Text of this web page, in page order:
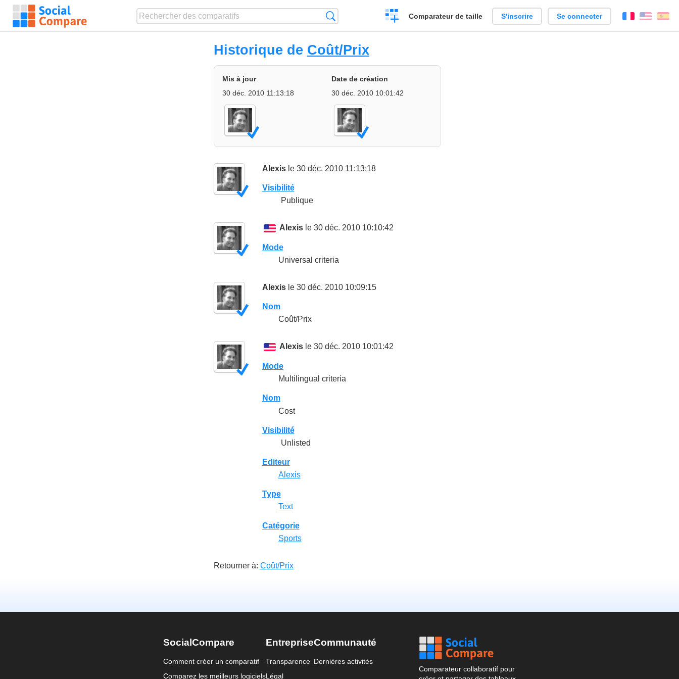
Créer
un
Comparateur de taille S'inscrire Se connecter FrançaisEnglish
Historique de Coût/Prix
Mis à jour
30 déc. 2010 11:13:18
Date de création
30 déc. 2010 10:01:42
Alexisle 30 déc. 2010 11:13:18
Visibilité
Publique
Alexis le 30 déc. 2010 10:10:42
Mode
Universal criteria
Alexisle 30 déc. 2010 10:09:15
Nom
Coût/Prix
Alexis le 30 déc. 2010 10:01:42
Mode
Multilingual criteria
Nom
Cost
Visibilité
Unlisted
Editeur
Alexis
Type
Text
Catégorie
Sports
Retourner à: Coût/Prix
SocialCompare
Comment créer un comparatif
Comparez les meilleurs logiciels
Entreprise
Transparence
Légal
Communauté
Dernières activités
Comparateur collaboratif pour